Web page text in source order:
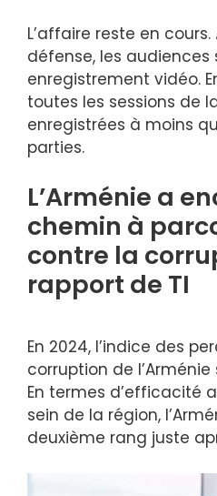
L’affaire reste en
défense, les audiences
enregistrement vidéo.
toutes les sessions de
enregistrées à moins
parties.
L’Arménie a
chemin à
contre la
rapport de TI
En 2024, l’indice des
corruption de
En termes d’efficacité
sein de la région,
deuxième rang juste